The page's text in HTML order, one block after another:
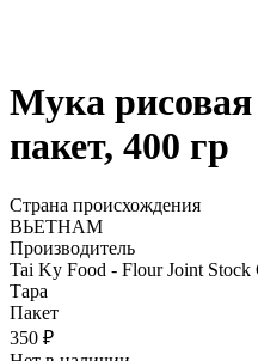
Мука
пакет, 400 гр
Страна происхождения
ВЬЕТНАМ
Производитель
Tai Ky Food - Flour Joint Stock
Тара
Пакет
350 ₽